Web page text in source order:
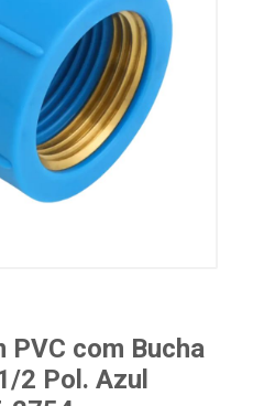
PVC com Bucha
2 Pol. Azul